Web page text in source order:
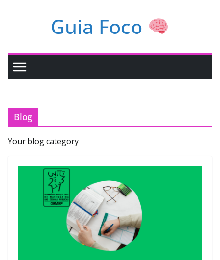
Guia Foco
Blog
Your blog category